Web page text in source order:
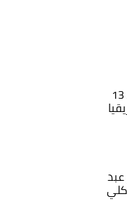
الجزائر تستضيف الندوة الـ 13